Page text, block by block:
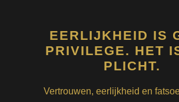
EERLIJKHEID IS
PRIVILEGE. HET
PLICHT.
Vertrouwen, eerlijkheid en